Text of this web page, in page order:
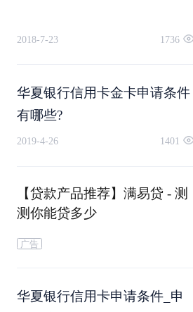
1、银行网点申请：您只需携
到华夏银行网点填写申请表格
2018-7-23 1736
华夏银行信用卡金卡申请条件
有哪些?
2019-4-26 1401
【贷款产品推荐】满易贷 - 测
测你能贷多少
广告
华夏银行信用卡申请条件_申